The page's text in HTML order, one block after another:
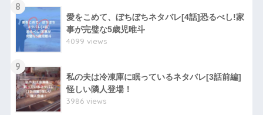
8
愛をこめて、ぼちぼちネタバレ[4話]恐るべし!家
事が完璧な5歳児唯斗
4099 views
9
私の夫は冷凍庫に眠っているネタバレ[3話前編]
怪しい隣人登場！
3986 views